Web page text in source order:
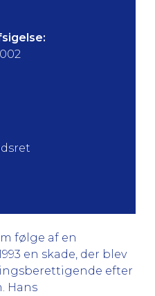
følge af en
en skade, der blev
efter
Hans